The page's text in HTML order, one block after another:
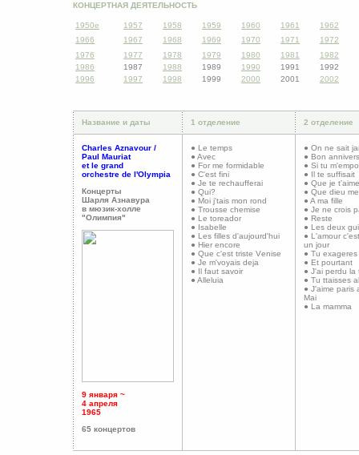
КОНЦЕРТНАЯ ДЕЯТЕЛЬНОСТЬ
1950e 1957 1958 1959 1960 1961 1962
1966 1967 1968 1969 1970 1971 1972
1976 1977 1978 1979 1980 1981 1982
1986 1987 1988 1989 1990 1991
1992
1996 1997 1998 1999 2000 2001 2002
Название и даты 1 отделение 2 отделение
Charles Aznavour /
Paul Mauriat
et le grand
orchestre de l'Olympia
Концерты
Шарля Азнавура
в мюзик-холле
"Олимпия"
9 января ~
4 апреля
1965
65 концертов
● Le temps
● Avec
● For me formidable
● C'est fini
● Je te rechaufferai
● Qui?
● Moi j'tais mon rond
● Trousse chemise
● Le toreador
● Isabelle
● Les filles d'aujourd'hui
● Hier encore
● Que c'est triste Venise
● Je m'voyais deja
● Il faut savoir
● Alleluia
● On ne sait
● Bon
● Si tu
● Il te suffisait
● Que je t'aime
● Que dieu
● A ma fille
● Je ne crois
● Reste
● Les deux
● L'amour
un jour
● Tu exageres
● Et pourtant
● J'ai perdu la
● Tu ttaisses
● J'aime paris
Mai
● La mamma